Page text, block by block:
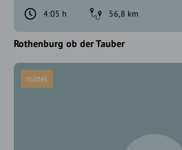
4:05 h
56,8 km
Rothenburg ob der Tauber
mittel